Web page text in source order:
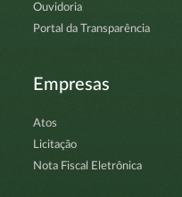
Ouvidoria
Portal da Transparência
Empresas
Atos
Licitação
Nota Fiscal Eletrônica